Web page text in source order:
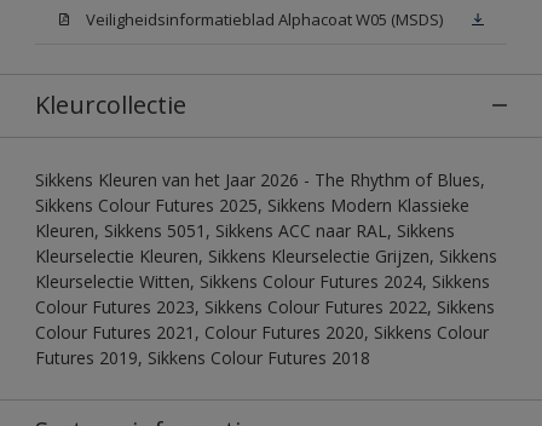
Veiligheidsinformatieblad Alphacoat W05 (MSDS)
Kleurcollectie
Sikkens Kleuren van het Jaar 2026 - The Rhythm of Blues,
Sikkens Colour Futures 2025, Sikkens Modern Klassieke
Kleuren, Sikkens 5051, Sikkens ACC naar RAL, Sikkens
Kleurselectie Kleuren, Sikkens Kleurselectie Grijzen, Sikkens
Kleurselectie Witten, Sikkens Colour Futures 2024, Sikkens
Colour Futures 2023, Sikkens Colour Futures 2022, Sikkens
Colour Futures 2021, Colour Futures 2020, Sikkens Colour
Futures 2019, Sikkens Colour Futures 2018